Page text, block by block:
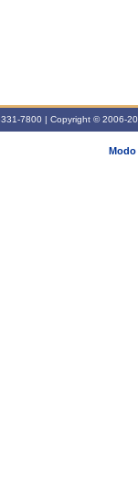
7800 | Copyright © 2006-
Modo